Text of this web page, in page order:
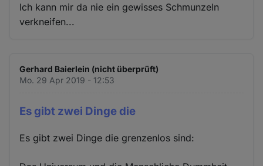
Ich kann mir da nie ein gewisses Schmunzeln
verkneifen...
Gerhard Baierlein (nicht überprüft)
Mo. 29 Apr 2019 - 12:53
Es gibt zwei Dinge die
Es gibt zwei Dinge die grenzenlos sind: